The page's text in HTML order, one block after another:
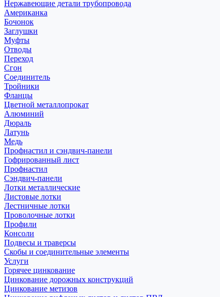
Нержавеющие детали трубопровода
Американка
Бочонок
Заглушки
Муфты
Отводы
Переход
Сгон
Соединитель
Тройники
Фланцы
Цветной металлопрокат
Алюминий
Дюраль
Латунь
Медь
Профнастил и сэндвич-панели
Гофрированный лист
Профнастил
Сэндвич-панели
Лотки металлические
Листовые лотки
Лестничные лотки
Проволочные лотки
Профили
Консоли
Подвесы и траверсы
Скобы и соединительные элементы
Услуги
Горячее цинкование
Цинкование дорожных конструкций
Цинкование метизов